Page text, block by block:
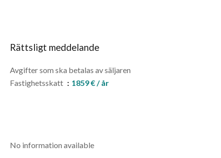
Rättsligt meddelande
Avgifter som ska betalas av säljaren
Fastighetsskatt
1859 € / år
No information available